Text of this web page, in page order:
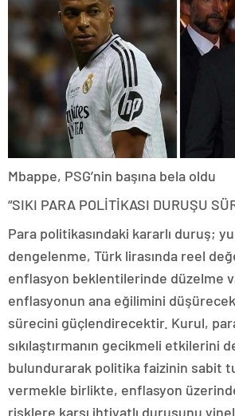
Mbappe, PSG’nin başına bela oldu
“SIKI PARA POLİTİKASI DURUŞU
Para politikasındaki kararlı duruş;
dengelenme, Türk lirasında reel
enflasyon beklentilerinde düzelme
enflasyonun ana eğilimini
sürecini güçlendirecektir. Kurul,
sıkılaştırmanın gecikmeli etkilerini
bulundurarak politika faizinin sabit
vermekle birlikte, enflasyon
risklere karşı ihtiyatlı duruşunu